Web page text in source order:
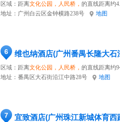
区域：距离文化公园，人民桥， 的直线距离约
地址： 广州白云区金钟横路238号 地图
6 维也纳酒店(广州番禺长隆大石
区域：距离文化公园，人民桥， 的直线距离约
地址： 番禺区大石街沿江中路28号 地图
7 宜致酒店(广州珠江新城体育西